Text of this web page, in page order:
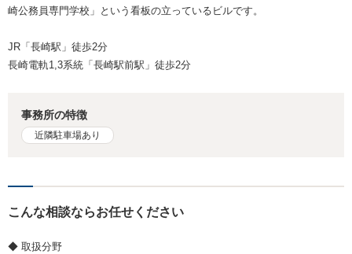
崎公務員専門学校」という看板の立っているビルです。
JR「長崎駅」徒歩2分
長崎電軌1,3系統「長崎駅前駅」徒歩2分
事務所の特徴
近隣駐車場あり
こんな相談ならお任せください
◆ 取扱分野